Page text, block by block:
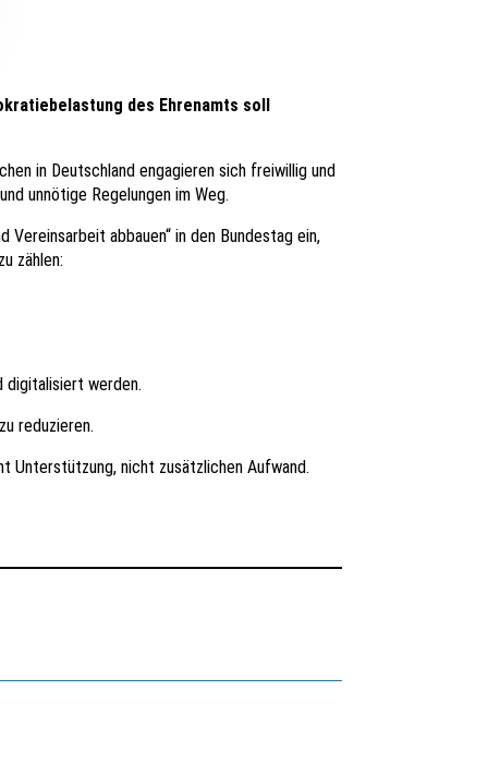
des Ehrenamts soll
in Deutschland engagieren sich freiwillig und
unnötige Regelungen im Weg.
abbauen“ in den Bundestag ein,
zählen:
digitalisiert werden.
reduzieren.
Unterstützung, nicht zusätzlichen Aufwand.